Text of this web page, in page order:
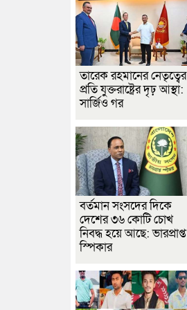
তারেক রহমানের নেতৃত্বের
প্রতি যুক্তরাষ্ট্রের দৃঢ় আস্থা:
সার্জিও গর
বর্তমান সংসদের দিকে
দেশের ৩৬ কোটি চোখ
নিবদ্ধ হয়ে আছে: ভারপ্রাপ্ত
স্পিকার